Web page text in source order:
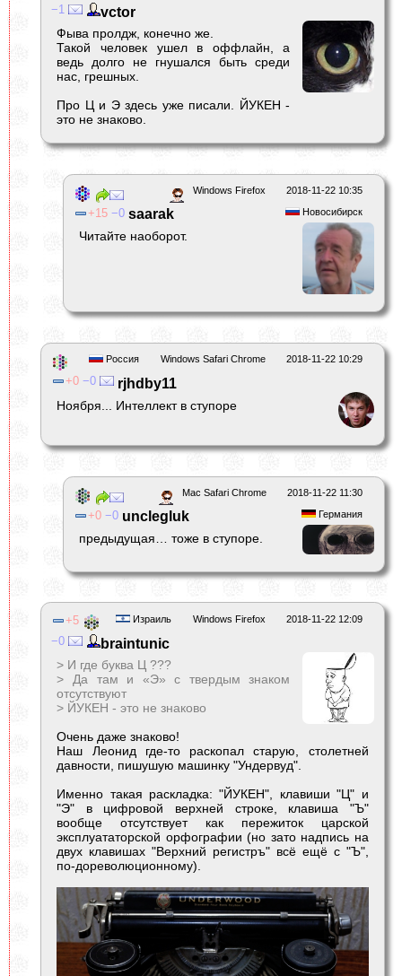
1 vctor
Фыва пролдж, конечно же.
Такой человек ушел в оффлайн, а
ведь долго не гнушался быть среди
нас, грешных.
Про Ц и Э здесь уже писали. ЙУКЕН -
это не знаково.
2018-11-22 10:35
Windows Firefox
Новосибирск
15 0 saarak
Читайте наоборот.
2018-11-22 10:29
Windows Safari Chrome
Россия
0 0 rjhdby11
Ноября... Интеллект в ступоре
2018-11-22 11:30
Mac Safari Chrome
Германия
0 0 unclegluk
предыдущая… тоже в ступоре.
2018-11-22 12:09
Windows Firefox
Израиль
5
0
braintunic
> И где буква Ц ???
> Да там и «Э» с твердым знаком
отсутствуют
> ЙУКЕН - это не знаково
Очень даже знаково!
Наш Леонид где-то раскопал старую, столетней
давности, пишушую машинку "Ундервуд".
Именно такая раскладка: "ЙУКЕН", клавиши "Ц" и
"Э" в цифровой верхней строке, клавиша "Ъ"
вообще отсутствует как пережиток царской
эксплуататорской орфографии (но зато надпись на
двух клавишах "Верхний регистръ" всё ещё с "Ъ",
по-дореволюционному).